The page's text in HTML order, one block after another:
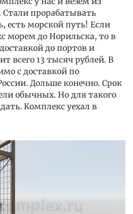
Стали прорабатывать
есть морской путь! Если
морем до Норильска, то в
до портов и
всего 13 тысяч рублей. В
с доставкой по
Дольше конечно. Срок
обычных. Но для такого
Комплекс уехал в